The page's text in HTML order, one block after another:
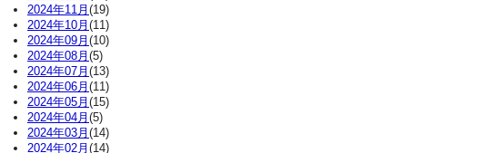
2024年11月 (19)
2024年10月 (11)
2024年09月 (10)
2024年08月 (5)
2024年07月 (13)
2024年06月 (11)
2024年05月 (15)
2024年04月 (5)
2024年03月 (14)
2024年02月 (14)